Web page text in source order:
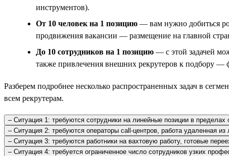
инструментов).
От 10 человек на 1 позицию — вам нужно добиться
продвижения вакансии — размещение на главной
До 10 сотрудников на 1 позицию — с этой задачей
также привлечения внешних рекрутеров к подбору —
Разберем подробнее несколько распространенных задач в
всем рекрутерам.
– Ситуация 1: требуются сотрудники на линейные позиции в
– Ситуация 2: требуются операторы call-центров, работа удаленная
– Ситуация 3: требуются работники на вахтовую работу, готовые
– Ситуация 4: требуется ограниченное число сотрудников узких